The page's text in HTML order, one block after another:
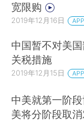
宽限购
2019年12月16日
中国暂不对美
关税措施
2019年12月15日
中美就第一阶
美将分阶段取